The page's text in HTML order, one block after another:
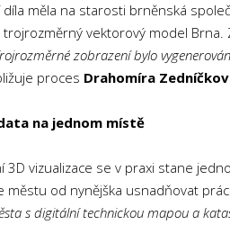
měla na starosti brněnská
trojrozměrný vektorový model
zobrazení bylo
proces Drahomíra
na jednom místě
3D vizualizace se v praxi stane
městu od nynějška usnadňovat
s digitální technickou mapou a